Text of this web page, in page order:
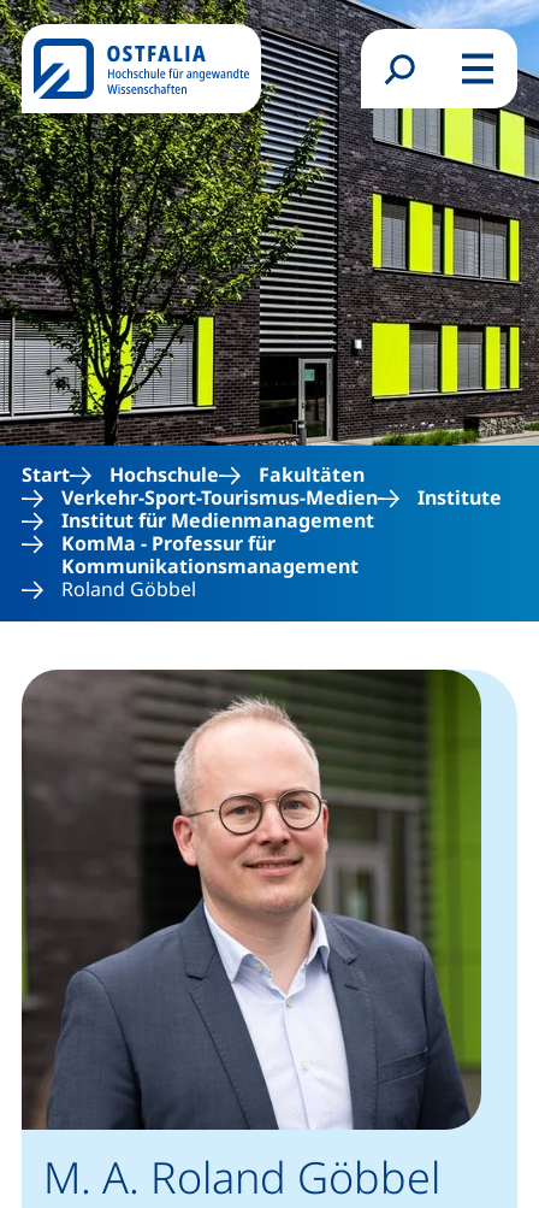
Direkt zum Inhalt
Suchformular
Menü
Start Hochschule
Fakultäten
Verkehr-Sport-Tourismus-Medien
Institute
Institut für Medienmanagement
KomMa - Professur für
Kommunikationsmanagement
Roland Göbbel
M. A. Roland Göbbel